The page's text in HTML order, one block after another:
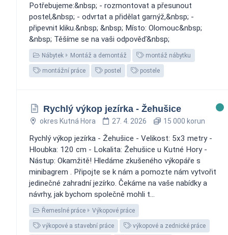
Potřebujeme:&nbsp; - rozmontovat a přesunout
postel,&nbsp; - odvrtat a přidělat garnýž,&nbsp; -
připevnit kliku.&nbsp; &nbsp; Místo: Olomouc&nbsp;
&nbsp; Těšíme se na vaši odpověď&nbsp;
Nábytek Montáž a demontáž montáž nábytku
montážní práce postel postele
Rychlý výkop jezírka - Žehušice
okres Kutná Hora 27. 4. 2026 15 000 korun
Rychlý výkop jezírka - Žehušice - Velikost: 5x3 metry -
Hloubka: 120 cm - Lokalita: Žehušice u Kutné Hory -
Nástup: Okamžitě! Hledáme zkušeného výkopáře s
minibagrem . Připojte se k nám a pomozte nám vytvořit
jedinečné zahradní jezírko. Čekáme na vaše nabídky a
návrhy, jak bychom společně mohli t...
Řemeslné práce Výkopové práce
výkopové a stavební práce výkopové a zednické práce